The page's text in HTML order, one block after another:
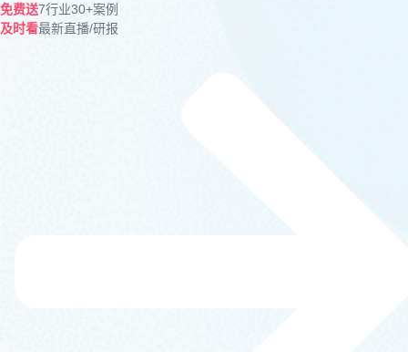
免费送7行业30+案例
及时看最新直播/研报